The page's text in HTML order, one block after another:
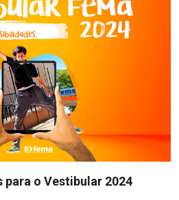
para o Vestibular 2024